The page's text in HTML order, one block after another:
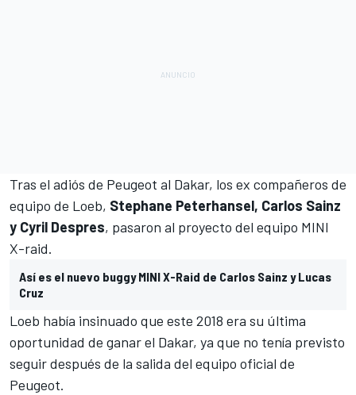
Tras el adiós de Peugeot al Dakar, los ex compañeros de
equipo de Loeb, Stephane Peterhansel, Carlos Sainz
y Cyril Despres, pasaron al proyecto del equipo MINI
X-raid.
Así es el nuevo buggy MINI X-Raid de Carlos Sainz y Lucas
Cruz
Loeb había insinuado que este 2018 era su última
oportunidad de ganar el Dakar, ya que no tenía previsto
seguir después de la salida del equipo oficial de
Peugeot.